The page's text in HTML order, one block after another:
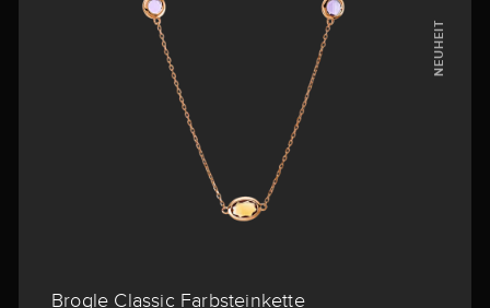
NEUHEIT
Brogle Classic Farbsteinkette